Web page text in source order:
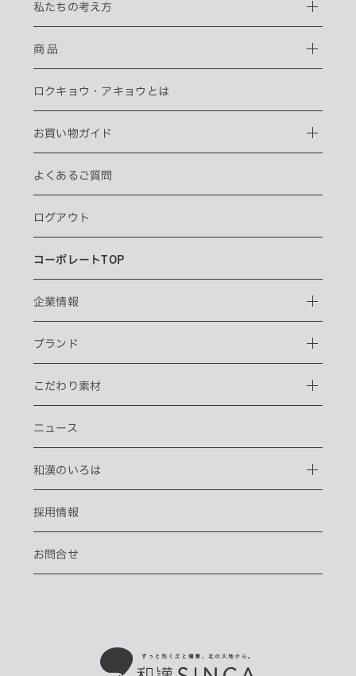
私たちの考え方
商 品
ロクキョウ・ アキョウとは
お買い物ガイド
よくあるご質問
ログアウト
コーポレートTOP
企業情報
ブランド
こだわり素材
ニュース
和漢のいろは
採用情報
お問合せ